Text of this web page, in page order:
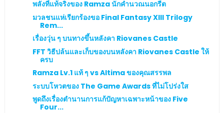
พลังที่แท้จริงของ Ramza นักคำนวณนอกรีต
มวลชนแห่เรียกร้องขอ Final Fantasy XIII Trilogy
Rem...
เรื่องวุ่น ๆ บนทางขึ้นหลังคา Riovanes Castle
FFT วิธีปล้นและเก็บของบนหลังคา Riovanes Castle ให้
ครบ
Ramza Lv.1 แท้ ๆ vs Altima ของคุณสรรพล
ระบบโหวตของ The Game Awards ที่ไม่โปร่งใส
พูดถึงเรื่องตำนานการแก้ปัญหาเฉพาะหน้าของ Five
Four...